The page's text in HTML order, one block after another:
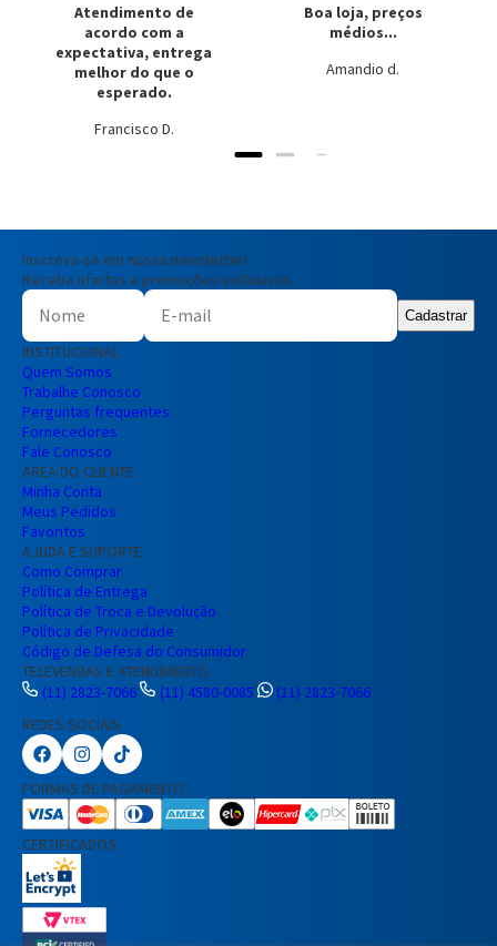
Atendimento de
acordo com a
expectativa, entrega
melhor do que o
esperado.
Francisco D.
Boa loja, preços
médios...
Amandio d.
Inscreva-se em nossa newsletter!
Receba ofertas e promoções exclusivas
Cadastrar
INSTITUCIONAL
Quem Somos
Trabalhe Conosco
Perguntas frequentes
Fornecedores
Fale Conosco
ÁREA DO CLIENTE
Minha Conta
Meus Pedidos
Favoritos
AJUDA E SUPORTE
Como Comprar
Política de Entrega
Política de Troca e Devolução
Política de Privacidade
Código de Defesa do Consumidor
TELEVENDAS E ATENDIMENTO
(11) 2823-7066
(11) 4580-0085
(11) 2823-7066
REDES SOCIAIS
FORMAS DE PAGAMENTO
CERTIFICADOS
Nome Completo